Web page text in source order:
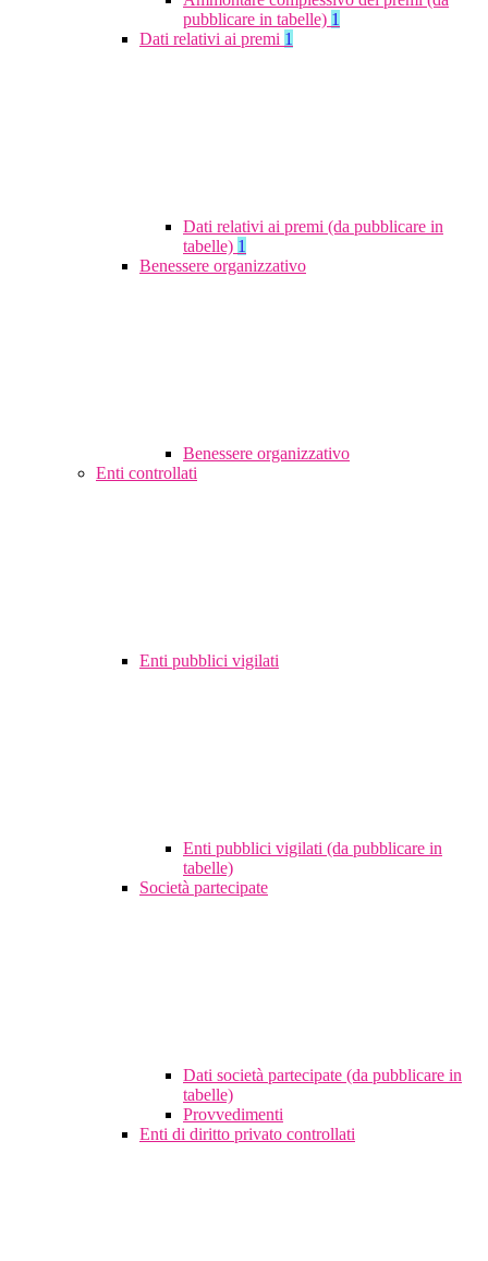
pubblicare in tabelle) 1
Dati relativi ai premi 1
Dati relativi ai premi (da pubblicare in
tabelle) 1
Benessere organizzativo
Benessere organizzativo
Enti controllati
Enti pubblici vigilati
Enti pubblici vigilati (da pubblicare in
tabelle)
Società partecipate
Dati società partecipate (da pubblicare in
tabelle)
Provvedimenti
Enti di diritto privato controllati